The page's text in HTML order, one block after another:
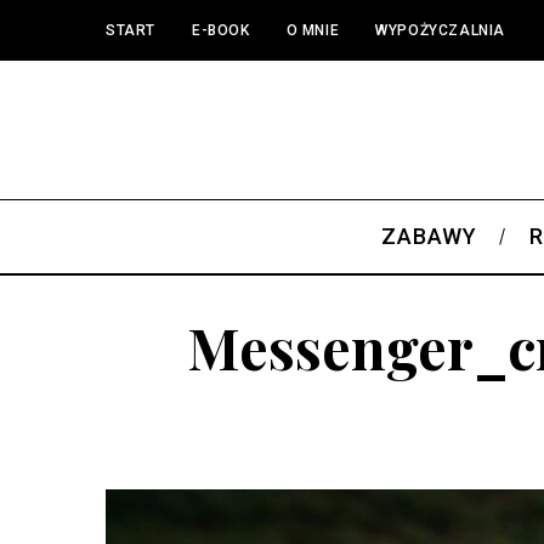
START E-BOOK O MNIE WYPOŻYCZALNIA
ZABAWY